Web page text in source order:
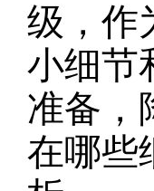
级，作
小细节
准备，
在哪些